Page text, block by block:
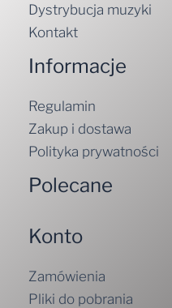
Dystrybucja muzyki
Kontakt
Informacje
Regulamin
Zakup i dostawa
Polityka prywatności
Polecane
Konto
Zamówienia
Pliki do pobrania